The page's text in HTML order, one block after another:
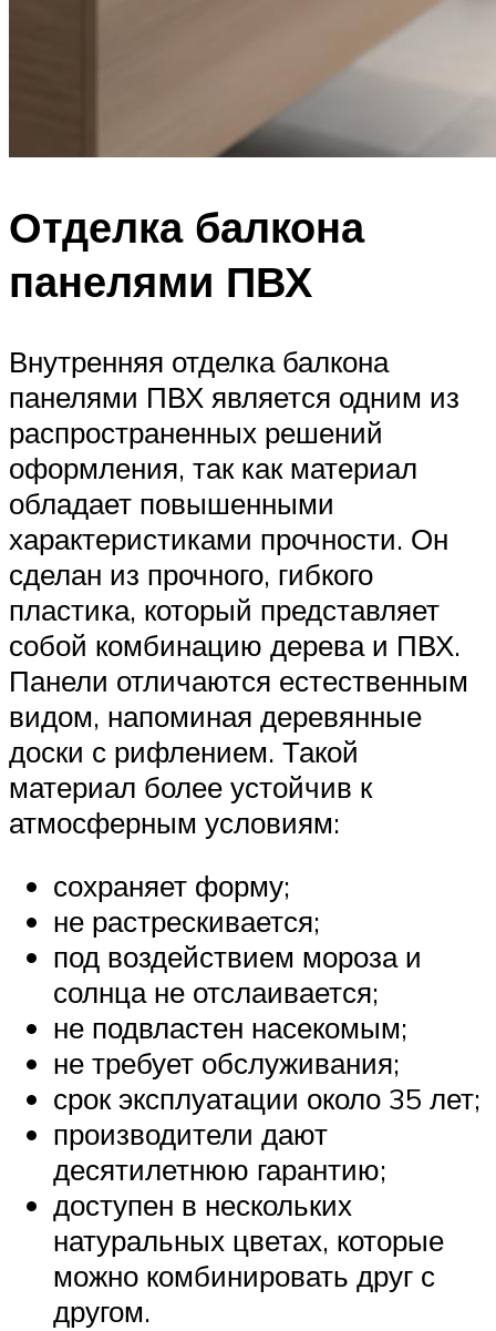
Отделка балкона
панелями ПВХ
Внутренняя отделка балкона
панелями ПВХ является одним из
распространенных решений
оформления, так как материал
обладает повышенными
характеристиками прочности. Он
сделан из прочного, гибкого
пластика, который представляет
собой комбинацию дерева и ПВХ.
Панели отличаются естественным
видом, напоминая деревянные
доски с рифлением. Такой
материал более устойчив к
атмосферным условиям:
сохраняет форму;
не растрескивается;
под воздействием мороза и
солнца не отслаивается;
не подвластен насекомым;
не требует обслуживания;
срок эксплуатации около 35 лет;
производители дают
десятилетнюю гарантию;
доступен в нескольких
натуральных цветах, которые
можно комбинировать друг с
другом.